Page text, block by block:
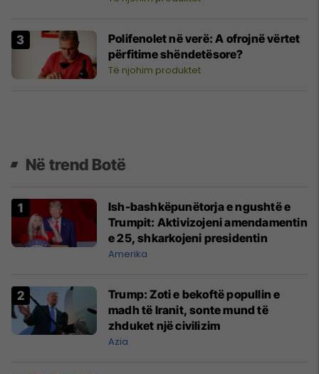
Polifenolet në verë: A ofrojnë vërtet
përfitime shëndetësore?
Të njohim produktet
Në trend Botë
Ish-bashkëpunëtorja e ngushtë e
Trumpit: Aktivizojeni amendamentin
e 25, shkarkojeni presidentin
Amerika
Trump: Zoti e bekoftë popullin e
madh të Iranit, sonte mund të
zhduket një civilizim
Azia